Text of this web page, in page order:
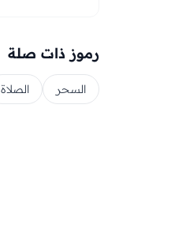
رموز ذات صلة
السحر الصلاة